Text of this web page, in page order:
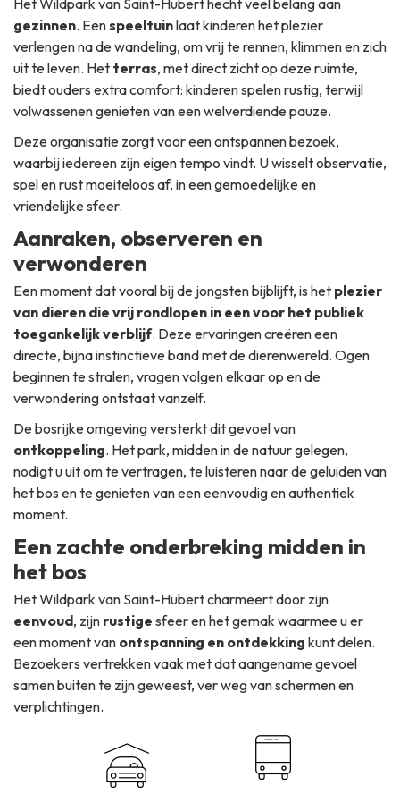
Het Wildpark van Saint-Hubert hecht veel belang aan
gezinnen. Eenspeeltuinlaat kinderen het plezier
verlengen na de wandeling, om vrij te rennen, klimmen en zich
uit te leven. Het terras, met direct zicht op deze ruimte,
biedt ouders extra comfort: kinderen spelen rustig, terwijl
volwassenen genieten van een welverdiende pauze.
Deze organisatie zorgt voor een ontspannen bezoek,
waarbij iedereen zijn eigen tempo vindt. U wisselt observatie,
spel en rust moeiteloos af, in een gemoedelijke en
vriendelijke sfeer.
Aanraken, observeren en
verwonderen
Een moment dat vooral bij de jongsten bijblijft, is het plezier
van dieren die vrij rondlopen in een voor het publiek
toegankelijk verblijf. Deze ervaringen creëren een
directe, bijna instinctieve band met de dierenwereld. Ogen
beginnen te stralen, vragen volgen elkaar op en de
verwondering ontstaat vanzelf.
De bosrijke omgeving versterkt dit gevoel van
ontkoppeling. Het park, midden in de natuur gelegen,
nodigt u uit om te vertragen, te luisteren naar de geluiden van
het bos en te genieten van een eenvoudig en authentiek
moment.
Een zachte onderbreking midden in
het bos
Het Wildpark van Saint-Hubert charmeert door zijn
eenvoud, zijn rustige sfeer en het gemak waarmee u er
een moment van ontspanning en ontdekking kunt delen.
Bezoekers vertrekken vaak met dat aangename gevoel
samen buiten te zijn geweest, ver weg van schermen en
verplichtingen.